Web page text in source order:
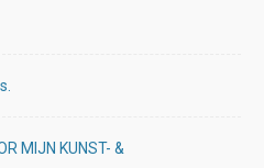
MIJN KUNST- &